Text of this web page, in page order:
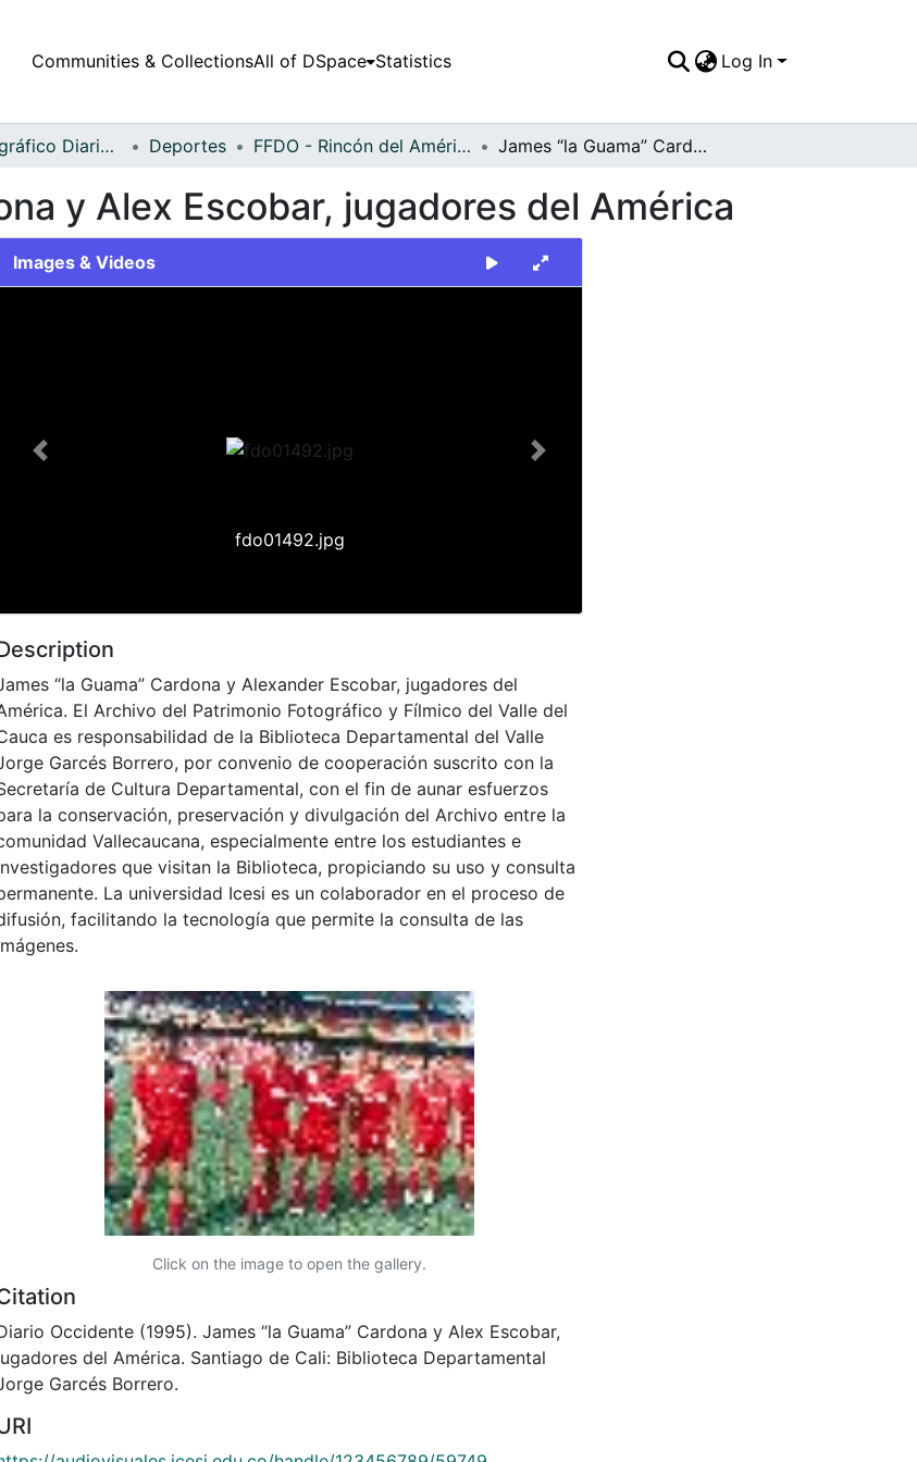
Communities & CollectionsAll of DSpace Statistics Log In
Fondo Fotográfico Diario Occidente Deportes FFDO - Rincón del América - Patrimonial James “la Guama” Cardona y Alex Escobar, jugadores del América
y Alex Escobar, jugadores del América
Images & Videos
fdo01492.jpg
Previous Next
“la Guama” Cardona y Alexander Escobar, jugadores del
El Archivo del Patrimonio Fotográfico y Fílmico del Valle del
es responsabilidad de la Biblioteca Departamental del Valle
Garcés Borrero, por convenio de cooperación suscrito con la
de Cultura Departamental, con el fin de aunar esfuerzos
la conservación, preservación y divulgación del Archivo entre la
Vallecaucana, especialmente entre los estudiantes e
que visitan la Biblioteca, propiciando su uso y consulta
La universidad Icesi es un colaborador en el proceso de
facilitando la tecnología que permite la consulta de las
Click on the image to open the gallery.
Occidente (1995). James “la Guama” Cardona y Alex Escobar,
del América. Santiago de Cali: Biblioteca Departamental
Garcés Borrero.